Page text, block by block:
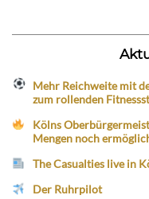
Mehr Reichweite mit
zum rollenden
Kölns
Mengen noch
The Casualties live in
Der Ruhrpilot